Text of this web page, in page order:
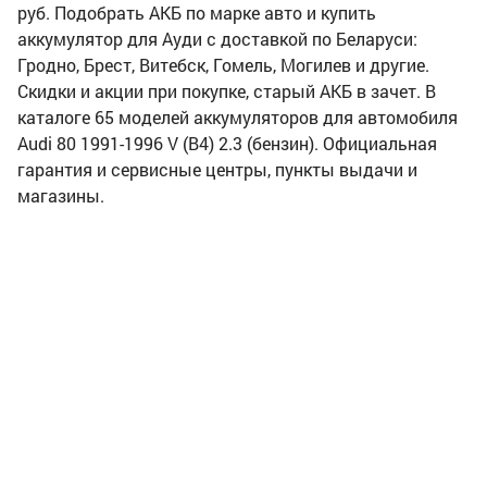
руб. Подобрать АКБ по марке авто и купить
аккумулятор для Ауди с доставкой по Беларуси:
Гродно, Брест, Витебск, Гомель, Могилев и другие.
Скидки и акции при покупке, старый АКБ в зачет. В
каталоге 65 моделей аккумуляторов для автомобиля
Audi 80 1991-1996 V (B4) 2.3 (бензин). Официальная
гарантия и сервисные центры, пункты выдачи и
магазины.